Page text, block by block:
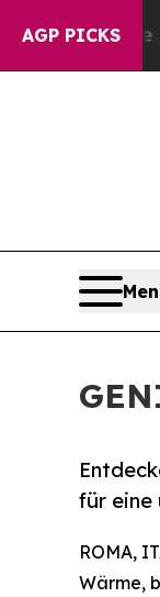
AGP PICKS
Harms to
für eine
ROMA,
Wärme,